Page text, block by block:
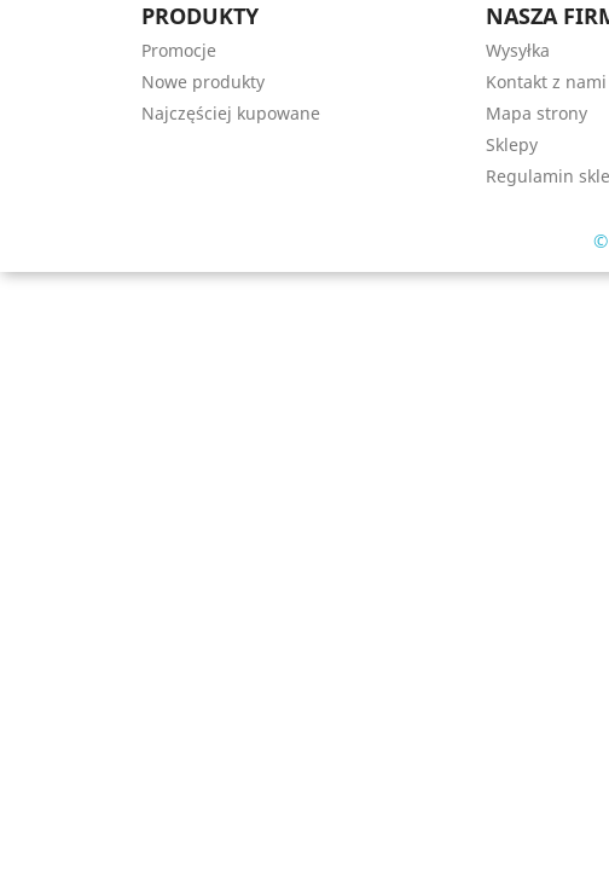
PRODUKTY
Promocje
Nowe produkty
Najczęściej kupowane
NASZA
Wysyłka
Kontakt z nami
Mapa strony
Sklepy
Regulamin
©